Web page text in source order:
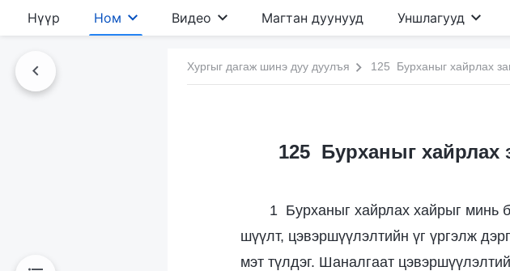
Нүүр Ном Видео Магтан дуунууд Уншлагууд
Хургыг дагаж шинэ дуу дуулъя 125 Бурханыг хайрлах
125 Бурханыг хайрлах
1 Бурханыг хайрлах хайрыг минь
шүүлт, цэвэршүүлэлтийн үг үргэлж
мэт түлдэг. Шаналгаат